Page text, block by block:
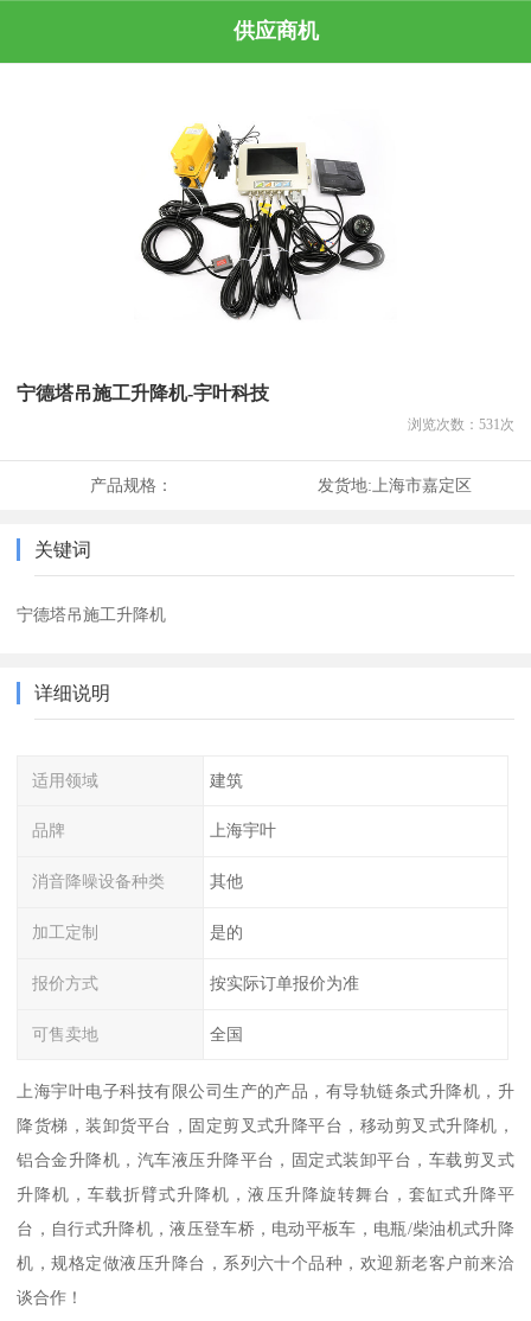
供应商机
宁德塔吊施工升降机-宇叶科技
浏览次数： 531 次
产品规格： 发货地:上海市嘉定区
关键词
宁德塔吊施工升降机
详细说明
适用领域 建筑
品牌 上海宇叶
消音降噪设备种类 其他
加工定制 是的
报价方式 按实际订单报价为准
可售卖地 全国
上海宇叶电子科技有限公司生产的产品，有导轨链条式升降机，升
降货梯，装卸货平台，固定剪叉式升降平台，移动剪叉式升降机，
铝合金升降机，汽车液压升降平台，固定式装卸平台，车载剪叉式
升降机，车载折臂式升降机，液压升降旋转舞台，套缸式升降平
台，自行式升降机，液压登车桥，电动平板车，电瓶/柴油机式升降
机，规格定做液压升降台，系列六十个品种，欢迎新老客户前来洽
谈合作！